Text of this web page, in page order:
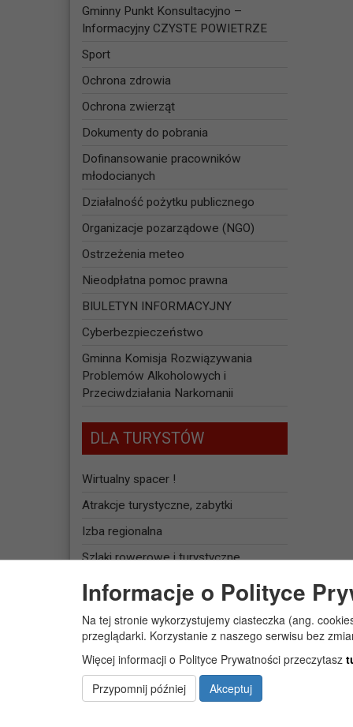
Gminny Punkt Konsultacyjno –
Informacyjny CZYSTE POWIETRZE
Sport
Ochrona zdrowia
Ochrona zwierząt
Dokumenty do pobrania
Dofinansowanie pracowników
młodocianych
Działalność pożytku publicznego
Organizacje pozarządowe (NGO)
Ostrzeżenia meteo
Nieodpłatna pomoc prawna
BIULETYN INFORMACYJNY
Cyberbezpieczeństwo
Gminna Komisja Rozwiązywania
Problemów Alkoholowych i
Przeciwdziałania Narkomanii
DLA TURYSTÓW
Wirtualny spacer !
Atrakcje turystyczne, zabytki
Izba regionalna
Szlaki rowerowe i turystyczne
Baza noclegowa
JEDNOSTKI
ORGANIZACYJNE
Żłobek Gminny „PUCHATEK”
Informacje o Polityce
Na tej stronie wykorzystujemy ciasteczka (ang.
przeglądarki. Korzystanie z naszego serwisu bez
Więcej informacji o Polityce Prywatności przeczytasz
Przypomnij później
Akceptuj